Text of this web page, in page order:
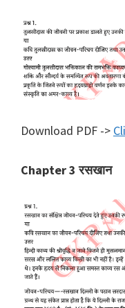
Download PDF ->
Chapter 3 रसखान